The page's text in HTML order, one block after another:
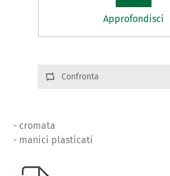
Varianti prodotto
Confronta
- cromata
- manici plasticati
Approfondisci